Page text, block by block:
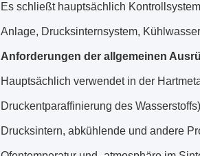
Es schließt hauptsächlich
Anlage, Drucksinternsystem,
Anforderungen der allgemeinen
Hauptsächlich verwendet in der
Druckentparaffinierung des
Drucksintern, abkühlende und andere